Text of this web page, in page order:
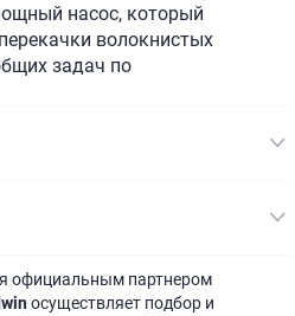
насос, который
волокнистых
задач по
официальным партнером
осуществляет подбор и